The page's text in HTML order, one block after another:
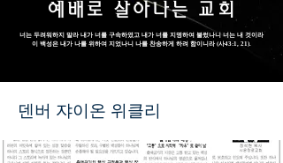
예배로 살아나는 교회
너는 두려워하지 말라 내가 너를 구속하였고 내가 너를 지명하여 불렀나니 너는 내 것이라
이 백성은 내가 나를 위하여 지었나니 나를 찬송하게 하려 함이니라 (사43:1, 21).
덴버 쟈이온 위클리